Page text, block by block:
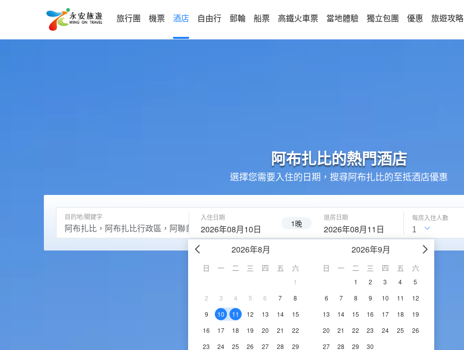
旅行團 機票 酒店 自由行 郵輪 船票 高鐵火車票 當地體驗 獨立包團 優惠 旅遊攻略
阿布扎比的熱門酒店
選擇您需要入住的日期，搜尋阿布扎比的至抵酒店優惠
目的地/關鍵字 入住日期
2026年08月10日 1晚
退房日期
2026年08月11日
2026年8月
日 一 二 三 四 五 六
1
2
3 4 5 6 7
8
9
10 11 12 13 14
15
16
17 18 19 20 21
22
23
24 25 26 27 28
29
2026年9月
日 一 二 三 四 五 六
1 2 3 4
5
6
7 8 9 10 11
12
13
14 15 16 17 18
19
20
21 22 23 24 25
26
27
28 29 30
每房入住人數